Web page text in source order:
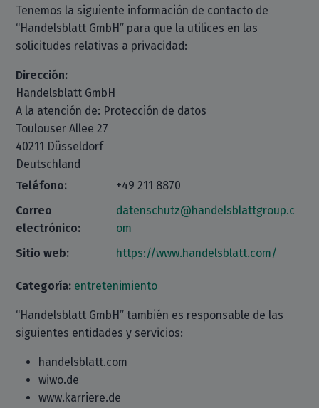
Tenemos la siguiente información de contacto de
“Handelsblatt GmbH” para que la utilices en las
solicitudes relativas a privacidad:
Dirección:
Handelsblatt GmbH
A la atención de: Protección de datos
Toulouser Allee 27
40211 Düsseldorf
Deutschland
Teléfono:
+49 211 8870
Correo
electrónico:
datenschutz@handelsblattgroup.c
om
Sitio web:
https://www.handelsblatt.com/
Categoría: entretenimiento
“Handelsblatt GmbH” también es responsable de las
siguientes entidades y servicios:
handelsblatt.com
wiwo.de
www.karriere.de